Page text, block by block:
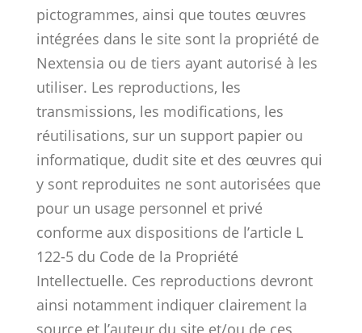
pictogrammes, ainsi que toutes œuvres
intégrées dans le site sont la propriété de
Nextensia ou de tiers ayant autorisé à les
utiliser. Les reproductions, les
transmissions, les modifications, les
réutilisations, sur un support papier ou
informatique, dudit site et des œuvres qui
y sont reproduites ne sont autorisées que
pour un usage personnel et privé
conforme aux dispositions de l’article L
122-5 du Code de la Propriété
Intellectuelle. Ces reproductions devront
ainsi notamment indiquer clairement la
source et l’auteur du site et/ou de ces